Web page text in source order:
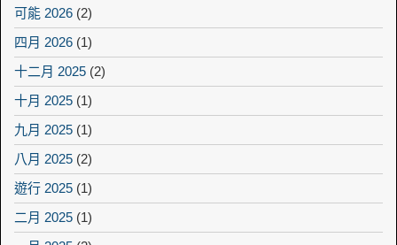
可能 2026 (2)
四月 2026 (1)
十二月 2025 (2)
十月 2025 (1)
九月 2025 (1)
八月 2025 (2)
遊行 2025 (1)
二月 2025 (1)